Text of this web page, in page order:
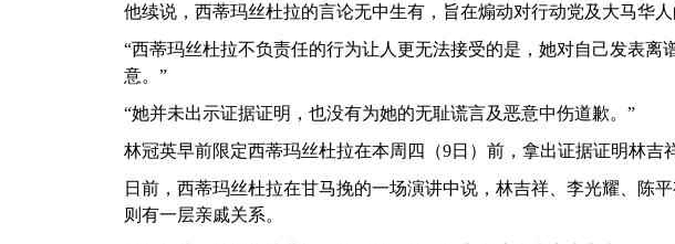
他续说，西蒂玛丝杜拉的言论无中生有，旨在煽动对行动党及大马华人
“西蒂玛丝杜拉不负责任的行为让人更无法接受的是，她对自己发表离
意。”
“她并未出示证据证明，也没有为她的无耻谎言及恶意中伤道歉。”
林冠英早前限定西蒂玛丝杜拉在本周四（9日）前，拿出证据证明林吉
日前，西蒂玛丝杜拉在甘马挽的一场演讲中说，林吉祥、李光耀、陈
则有一层亲戚关系。